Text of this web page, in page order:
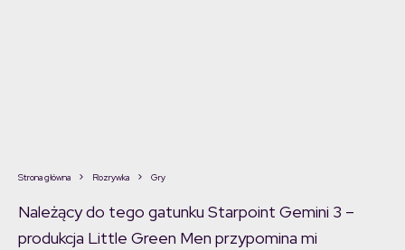
Strona główna Rozrywka Gry
Należący do tego gatunku Starpoint Gemini 3 –
produkcja Little Green Men przypomina mi